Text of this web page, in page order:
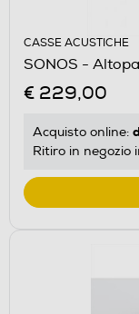
CASSE ACUSTICHE
SONOS -
€ 229,00
Acquisto online:
Ritiro in negozio